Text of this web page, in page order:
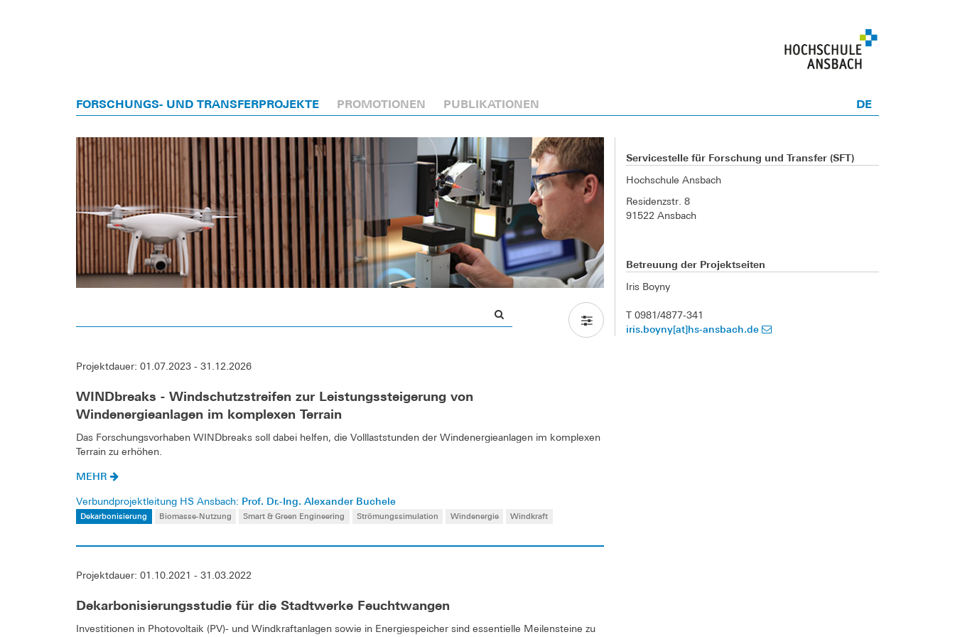
FORSCHUNGS- UND TRANSFERPROJEKTE PROMOTIONEN PUBLIKATIONEN DE
Projektdauer: 01.07.2023 - 31.12.2026
WINDbreaks - Windschutzstreifen zur Leistungssteigerung von
Windenergieanlagen im komplexen Terrain
Das Forschungsvorhaben WINDbreaks soll dabei helfen, die Volllaststunden der Windenergieanlagen im komplexen
Terrain zu erhöhen.
MEHR
Verbundprojektleitung HS Ansbach: Prof. Dr.-Ing. Alexander Buchele
Dekarbonisierung Biomasse-Nutzung Smart & Green Engineering Strömungssimulation Windenergie Windkraft
Projektdauer: 01.10.2021 - 31.03.2022
Dekarbonisierungsstudie für die Stadtwerke Feuchtwangen
Investitionen in Photovoltaik (PV)- und Windkraftanlagen sowie in Energiespeicher sind essentielle Meilensteine zu
Servicestelle für Forschung und Transfer (SFT)
Hochschule Ansbach
Residenzstr. 8
91522 Ansbach
Betreuung der Projektseiten
Iris Boyny
T 0981/4877-341
iris.boyny[at]hs-ansbach.de